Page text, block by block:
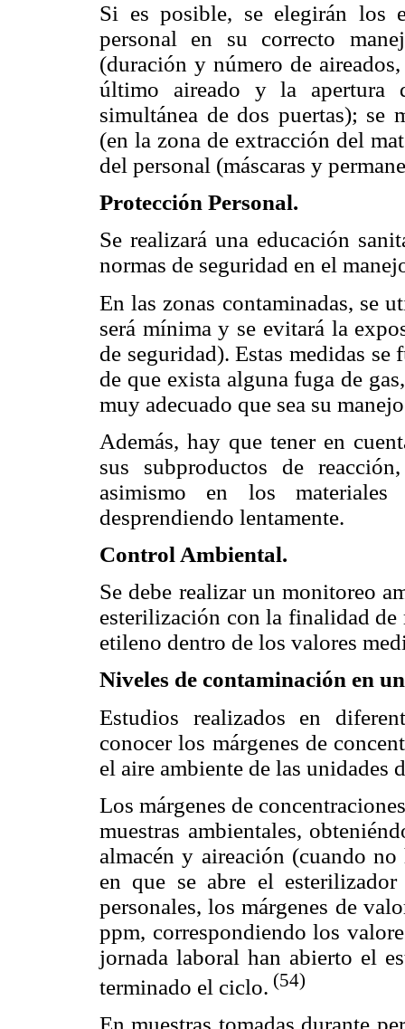
Si es posible, se elegirán los
personal en su correcto
(duración y número de
último aireado y la apertura
simultánea de dos puertas);
(en la zona de extracción del
del personal (máscaras y
Protección Personal.
Se realizará una educación
normas de seguridad en el
En las zonas contaminadas, se
será mínima y se evitará la
de seguridad). Estas medidas
de que exista alguna fuga de
muy adecuado que sea su
Además, hay que tener en
sus subproductos de
asimismo en los
desprendiendo lentamente.
Control Ambiental.
Se debe realizar un monitoreo
esterilización con la finalidad de
etileno dentro de los valores
Niveles de contaminación en
Estudios realizados en
conocer los márgenes de
el aire ambiente de las unidades
Los márgenes de
muestras ambientales,
almacén y aireación (cuando
en que se abre el
personales, los márgenes de
ppm, correspondiendo los
jornada laboral han abierto el
terminado el ciclo. (54)